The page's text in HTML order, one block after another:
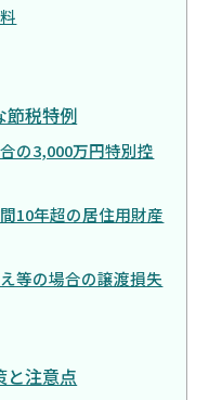
節税特例
の3,000万円特別控
10年超の居住用財産
等の場合の譲渡損失
と注意点